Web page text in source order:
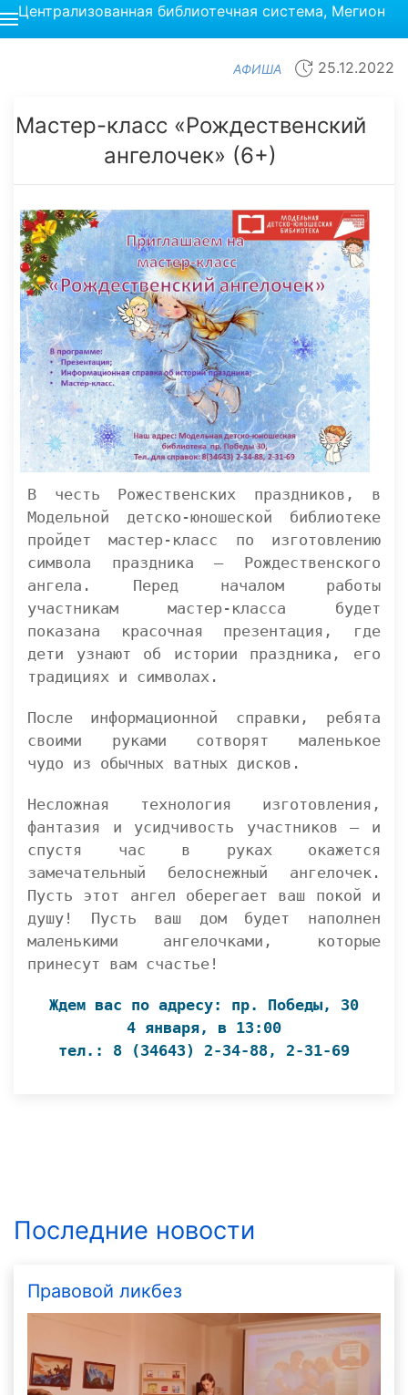
Централизованная библиотечная система, Мегион
АФИША 25.12.2022
Мастер-класс «Рождественский
ангелочек» (6+)
В честь Рожественских праздников, в
Модельной детско-юношеской библиотеке
пройдет мастер-класс по изготовлению
символа праздника – Рождественского
ангела. Перед началом работы
участникам мастер-класса будет
показана красочная презентация, где
дети узнают об истории праздника, его
традициях и символах.
После информационной справки, ребята
своими руками сотворят маленькое
чудо из обычных ватных дисков.
Несложная технология изготовления,
фантазия и усидчивость участников – и
спустя час в руках окажется
замечательный белоснежный ангелочек.
Пусть этот ангел оберегает ваш покой и
душу! Пусть ваш дом будет наполнен
маленькими ангелочками, которые
принесут вам счастье!
Ждем вас по адресу: пр. Победы, 30
4 января, в 13:00
тел.: 8 (34643) 2-34-88, 2-31-69
Последние новости
Правовой ликбез